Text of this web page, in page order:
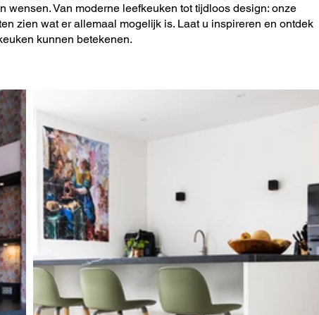
wensen. Van moderne leefkeuken tot tijdloos design: onze
zien wat er allemaal mogelijk is. Laat u inspireren en ontdek
kunnen betekenen.